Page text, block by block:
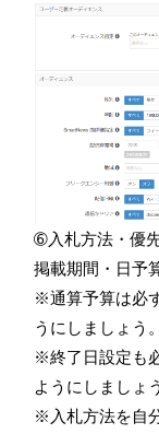
➅入札方法・優
掲載期間・日予
※通算予算は必
うにしましょう。
※終了日設定も
ようにしましょ
※入札方法を自